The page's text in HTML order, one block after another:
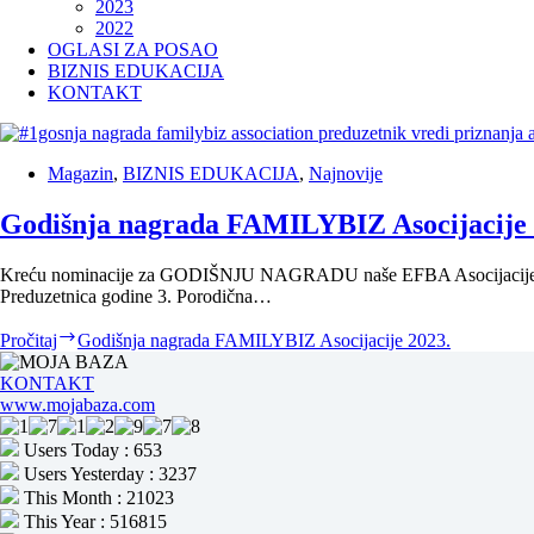
2023
2022
OGLASI ZA POSAO
BIZNIS EDUKACIJA
KONTAKT
Magazin, BIZNIS EDUKACIJA, Najnovije
Godišnja nagrada FAMILYBIZ Asocijacije
Kreću nominacije za GODIŠNJU NAGRADU naše EFBA
Preduzetnica godine 3. Porodična…
Pročitaj Godišnja nagrada FAMILYBIZ Asocijacije 2023.
KONTAKT
www.mojabaza.com
Users Today : 653
Users Yesterday : 3237
This Month : 21023
This Year : 516815